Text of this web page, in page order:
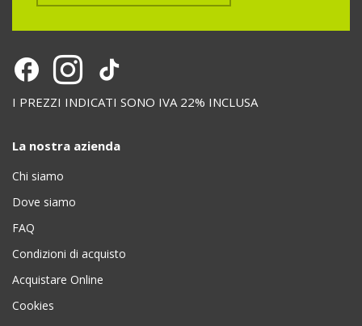
I PREZZI INDICATI SONO IVA 22% INCLUSA
La nostra azienda
Chi siamo
Dove siamo
FAQ
Condizioni di acquisto
Acquistare Online
Cookies